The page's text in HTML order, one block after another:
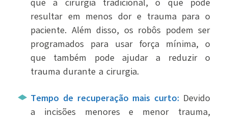
que a cirurgia tradicional, o que pode
resultar em menos dor e trauma para o
paciente. Além disso, os robôs podem ser
programados para usar força mínima, o
que também pode ajudar a reduzir o
trauma durante a cirurgia.
Tempo de recuperação mais curto: Devido
a incisões menores e menor trauma,